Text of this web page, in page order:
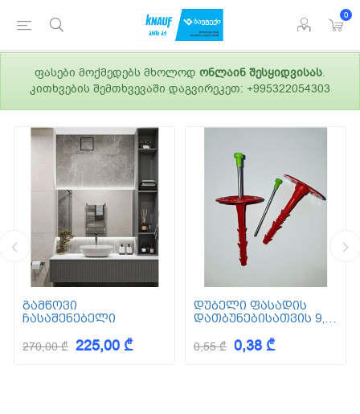
0
ფასები მოქმედებს მხოლოდ ონლაინ შესყიდვისას.
კითხვების შემთხვევაში დაგვირეკეთ: +995322054303
გამწოვი
ჩასაშენებელი
270,00 ₾ 225,00 ₾
დუბელი ფასადის
დათბუნებისათვის 9,5
0,55 ₾ 0,38 ₾